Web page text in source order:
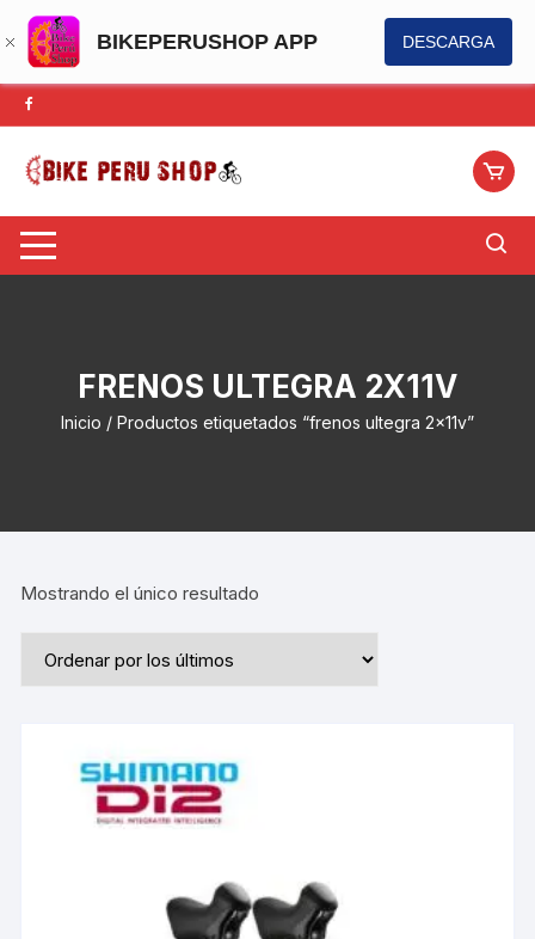
BIKEPERUSHOP APP DESCARGA
Saltar
al
contenido
FRENOS ULTEGRA 2X11V
Inicio / Productos etiquetados “frenos ultegra 2x11v”
Mostrando el único resultado